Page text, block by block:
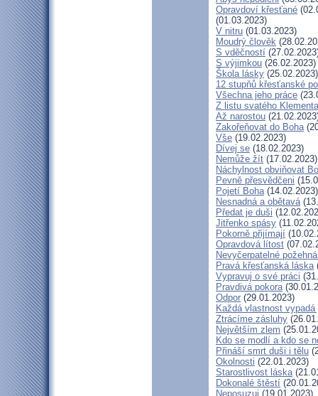
Opravdoví křesťané
(01.03.2023)
V nitru (01.03.2023)
Moudrý člověk
S vděčností
S výjimkou (26.02.2023)
Škola lásky (25.02.2023)
12 stupňů křesťanské
Všechna jeho práce
Z listu svatého
Až narostou
Zakořeňovat do Boha
Vše (19.02.2023)
Dívej se (18.02.2023)
Nemůže žít (17.02.2023)
Náchylnost obviňovat
Pevně přesvědčeni
Pojetí Boha(14.02.2023)
Nesnadná a obětavá
Předat je duši
Jitřenko spásy
Pokorně přijímají
Opravdová lítost
Nevyčerpatelné
Pravá křesťanská láska
Vypravuj o své práci
Pravdivá pokora
Odpor (29.01.2023)
Každá vlastnost vypadá
Ztrácíme zásluhy
Největším zlem
Kdo se modlí a kdo se
Přináší smrt duši i tělu
Okolnosti (22.01.2023)
Starostlivost láska
Dokonalé štěstí
Neposuzuj (19.01.2023)